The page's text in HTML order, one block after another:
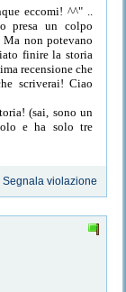
eccomi! ^^" ..
presa un colpo
non potevano
finire la storia
recensione che
scriverai! Ciao
(sai, sono un
e ha solo tre
Segnala violazione